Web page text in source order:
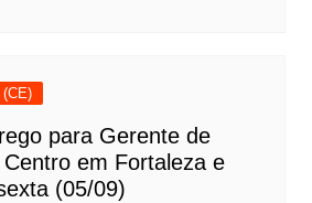
(CE)
para Gerente de
em Fortaleza e
(05/09)